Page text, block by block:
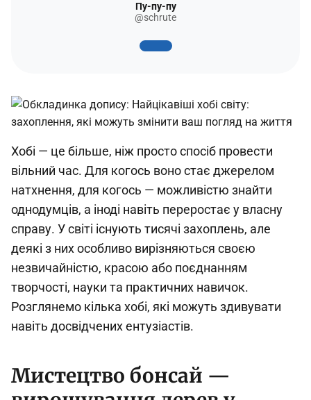
Пу-пу-пу
@schrute
Хобі — це більше, ніж просто спосіб провести
вільний час. Для когось воно стає джерелом
натхнення, для когось — можливістю знайти
однодумців, а іноді навіть переростає у власну
справу. У світі існують тисячі захоплень, але
деякі з них особливо вирізняються своєю
незвичайністю, красою або поєднанням
творчості, науки та практичних навичок.
Розглянемо кілька хобі, які можуть здивувати
навіть досвідчених ентузіастів.
Мистецтво бонсай —